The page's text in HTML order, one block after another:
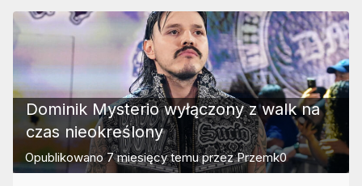
Dominik Mysterio wyłączony z walk na
czas nieokreślony
Opublikowano7 miesięcy temuprzezPrzemk0